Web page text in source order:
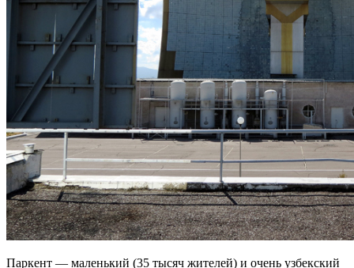
Паркент — маленький (35 тысяч жителей) и очень узбекский